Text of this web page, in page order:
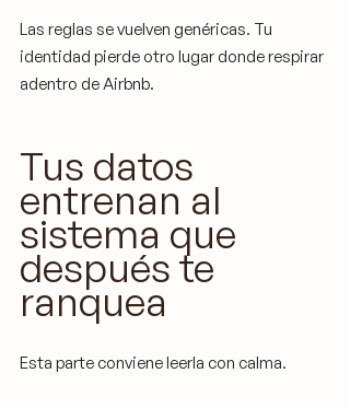
Las reglas se vuelven genéricas. Tu
identidad pierde otro lugar donde respirar
adentro de Airbnb.
Tus datos
entrenan al
sistema que
después te
ranquea
Esta parte conviene leerla con calma.